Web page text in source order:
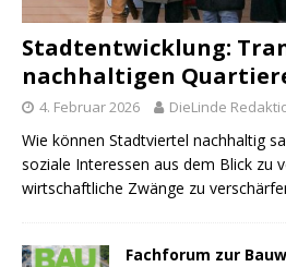
Stadtentwicklung:
nachhaltigen
4. Februar 2026 DieLinde
Wie können Stadtviertel nachhaltig
soziale Interessen aus dem Blick zu
wirtschaftliche Zwänge zu
Fachforum zur